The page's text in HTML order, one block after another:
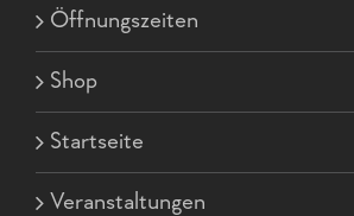
Öffnungszeiten
Shop
Startseite
Veranstaltungen